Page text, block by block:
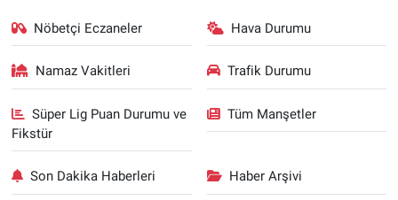
Nöbetçi Eczaneler Hava Durumu
Namaz Vakitleri Trafik Durumu
Süper Lig Puan Durumu ve
Fikstür
Tüm Manşetler
Son Dakika Haberleri Haber Arşivi